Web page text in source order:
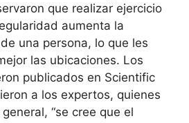
que realizar ejercicio
aumenta la
una persona, lo que les
las ubicaciones. Los
publicados en Scientific
a los expertos, quienes
“se cree que el